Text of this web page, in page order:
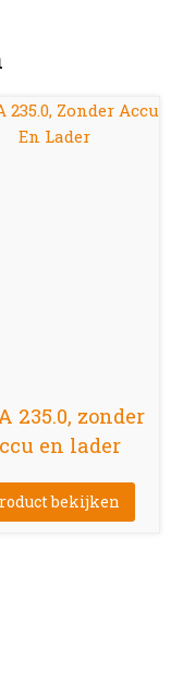
235.0, zonder
en lader
bekijken